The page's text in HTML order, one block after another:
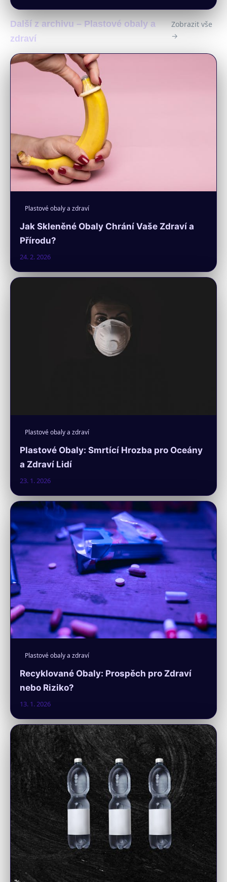
Další z archivu – Plastové obaly a
zdraví
Zobrazit vše
→
Plastové obaly a zdraví
Jak Skleněné Obaly Chrání Vaše Zdraví a
Přírodu?
24. 2. 2026
Plastové obaly a zdraví
Plastové Obaly: Smrtící Hrozba pro Oceány
a Zdraví Lidí
23. 1. 2026
Plastové obaly a zdraví
Recyklované Obaly: Prospěch pro Zdraví
nebo Riziko?
13. 1. 2026